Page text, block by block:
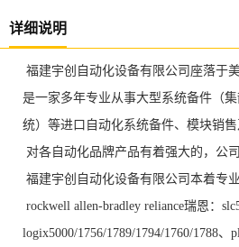
详细说明
福建宇创自动化设备有限公司座落于
是一家多年专业从事大型系统备件（
统）等进口自动化系统备件、模块销
对各自动化品牌产品有着强大的，公
福建宇创自动化设备有限公司本着专
rockwell allen-bradley reliance瑞恩：
logix5000/1756/1789/1794/1760/1788、